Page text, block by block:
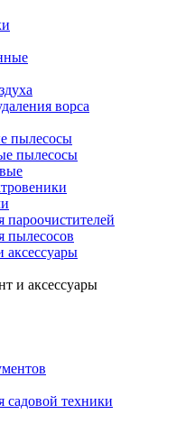
ворса
пылесосы
пылесосы
пароочистителей
пылесосов
аксессуары
и аксессуары
садовой техники